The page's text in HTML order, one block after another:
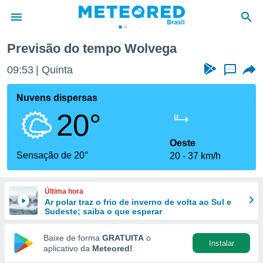
da
fornecidas
a este
das
e
forma
digital
Previsão do tempo Wolvega
09:53 Quinta ...
Nuvens dispersas
20°
Sensação de 20°
Oeste
20
37 km/h
Última hora
Ar polar traz o frio de inverno de volta ao Sul e
Sudeste; saiba o que esperar
Baixe de forma GRATUITA o
aplicativo da Meteored!
Instalar